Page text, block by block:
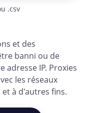
.csv
et des
banni ou de
adresse IP. Proxies
les réseaux
et à d'autres fins.